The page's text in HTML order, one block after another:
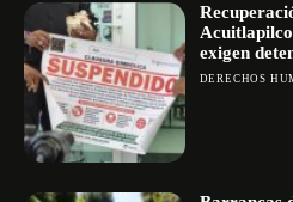
exigen
DERECHOS